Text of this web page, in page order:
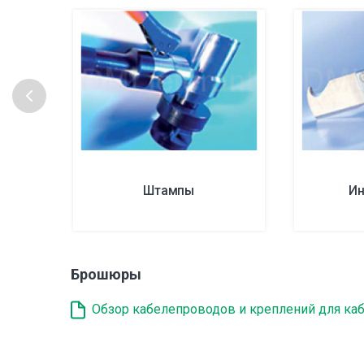
Штампы
Брошюры
Обзор кабелепроводов и креплений для